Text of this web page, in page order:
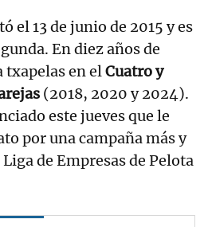
el 13 de junio de 2015 y es
En diez años de
en elCuatro y
(2018, 2020 y 2024).
este jueves que le
por una campaña más y
de Empresas de Pelota